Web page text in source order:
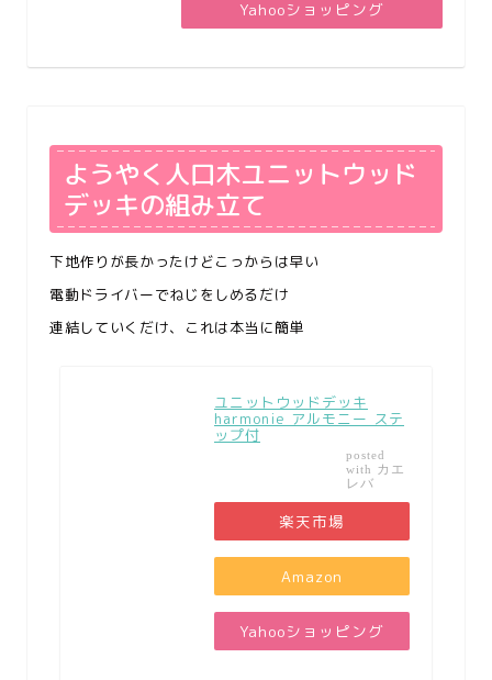
Yahooショッピング
ようやく人口木ユニットウッド
デッキの組み立て
下地作りが長かったけどこっからは早い
電動ドライバーでねじをしめるだけ
連結していくだけ、これは本当に簡単
ユニットウッドデッキ
harmonie アルモニー ステ
ップ付
posted
with カエ
レバ
楽天市場
Amazon
Yahooショッピング